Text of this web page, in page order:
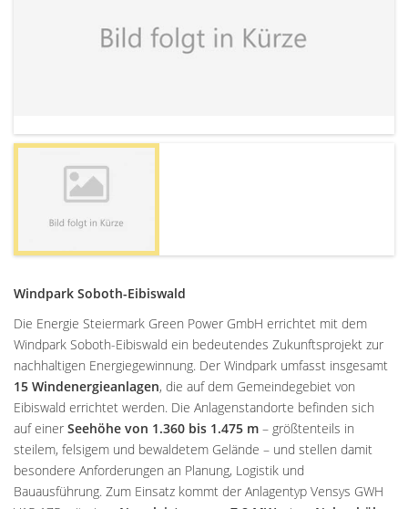
Windpark Soboth-Eibiswald
Die Energie Steiermark Green Power GmbH errichtet mit dem
Windpark Soboth-Eibiswald ein bedeutendes Zukunftsprojekt zur
nachhaltigen Energiegewinnung. Der Windpark umfasst insgesamt
15 Windenergieanlagen, die auf dem Gemeindegebiet von
Eibiswald errichtet werden. Die Anlagenstandorte befinden sich
auf einer Seehöhe von 1.360 bis 1.475 m – größtenteils in
steilem, felsigem und bewaldetem Gelände – und stellen damit
besondere Anforderungen an Planung, Logistik und
Bauausführung. Zum Einsatz kommt der Anlagentyp Vensys GWH